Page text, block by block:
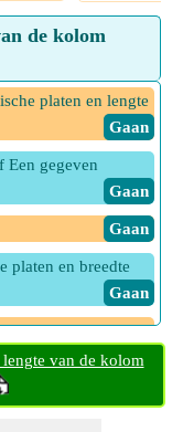
de kolom
platen en lengte
​ Gaan
Een gegeven
​ Gaan
​ Gaan
platen en breedte
​ Gaan
platen en
​ Gaan
plaathoogte
van de kolom